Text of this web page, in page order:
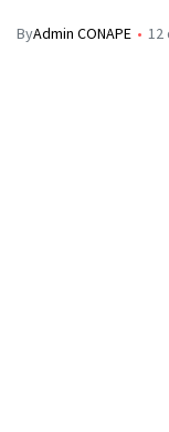
ByAdmin CONAPE 12